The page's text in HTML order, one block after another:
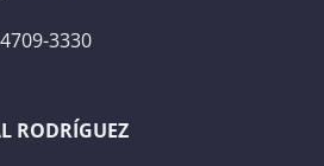
3330
RODRÍGUEZ